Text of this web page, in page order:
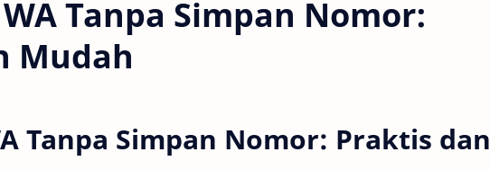
Tanpa Simpan Nomor:
Mudah
Tanpa Simpan Nomor: Praktis dan